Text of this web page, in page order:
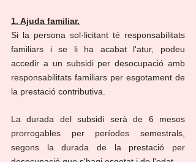
1. Ajuda familiar.
Si la persona sol·licitant té responsabilitats
familiars i se li ha acabat l'atur, podeu
accedir a un subsidi per desocupació amb
responsabilitats familiars per esgotament de
la prestació contributiva.
La durada del subsidi serà de 6 mesos
prorrogables per períodes semestrals,
segons la durada de la prestació per